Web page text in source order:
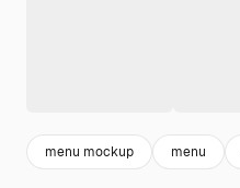
menu mockup menu